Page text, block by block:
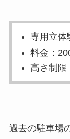
専用立体
料金：
高さ制限
過去の駐車場